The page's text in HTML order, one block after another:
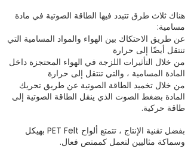
هناك ثلاث طرق تتبدد فيها الطاقة الصوتية في مادة
مسامية:
عن طريق الاحتكاك بين الهواء والمواد المسامية التي
تنتقل أيضًا إلى حرارة
من خلال التأثيرات اللزجة في الهواء المحتجزة داخل
المادة المسامية ، والتي تنتقل إلى حرارة
من خلال تخميد الطاقة الصوتية عن طريق تحريك
المادة بضغط الصوت الذي ينقل الطاقة الصوتية إلى
طاقة حركية.
بفضل تقنية الإنتاج ، تتمتع ألواح PET Felt بهيكل
وسماكة مثاليين لتعمل كممتص فعال.